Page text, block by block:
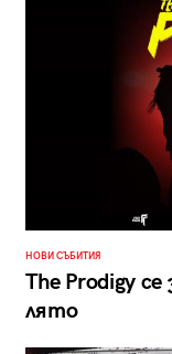
НОВИ СЪБИТИЯ
The Prodigy
лято